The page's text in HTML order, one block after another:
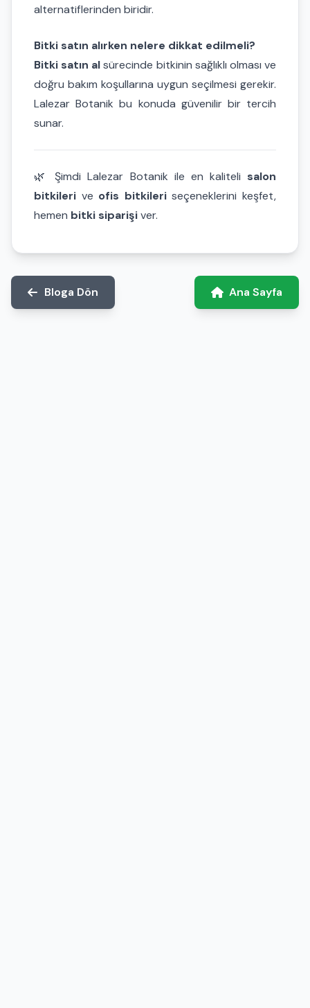
alternatiflerinden biridir.
Bitki satın alırken nelere dikkat edilmeli?
Bitki satın alsürecinde bitkinin sağlıklı olması ve
doğru bakım koşullarına uygun seçilmesi gerekir.
Lalezar Botanik bu konuda güvenilir bir tercih
sunar.
🌿 Şimdi Lalezar Botanik ile en kaliteli salon
bitkileri ve ofis bitkileriseçeneklerini keşfet,
hemen bitki siparişiver.
Bloga Dön Ana Sayfa